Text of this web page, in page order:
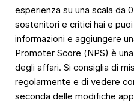
esperienza su una scala da
sostenitori e critici hai e
informazioni e aggiungere
Promoter Score (NPS) è
degli affari. Si consiglia di
regolarmente e di vedere
seconda delle modifiche